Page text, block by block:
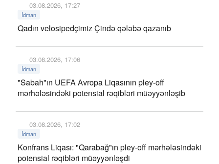
03.08.2026, 17:27
İdman
Qadın velosipedçimiz Çində qələbə qazanıb
03.08.2026, 17:06
İdman
"Sabah"ın UEFA Avropa Liqasının pley-off
mərhələsindəki potensial rəqibləri müəyyənləşib
03.08.2026, 17:02
İdman
Konfrans Liqası: "Qarabağ"ın pley-off mərhələsindəki
potensial rəqibləri müəyyənləşdi